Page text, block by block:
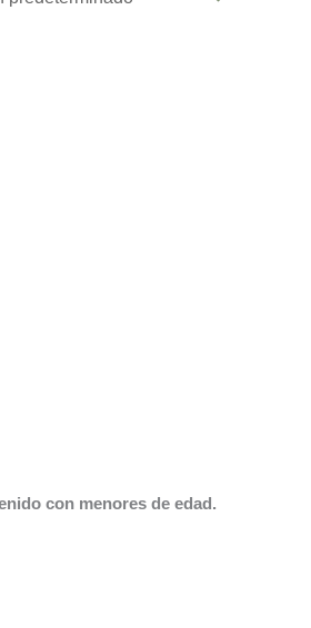
con menores de edad.